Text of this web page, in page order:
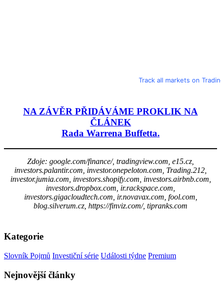
Track all markets on
NA ZÁVĚR PŘIDÁVÁME PROKLIK NA
ČLÁNEK
Rada Warrena Buffetta.
Zdoje: google.com/finance/, tradingview.com, e15.cz,
investors.palantir.com, investor.onepeloton.com, Trading.212,
investor.jumia.com, investors.shopify.com, investors.airbnb.com,
investors.dropbox.com, ir.rackspace.com,
investors.gigacloudtech.com, ir.novavax.com, fool.com,
blog.silverum.cz, https://finviz.com/, tipranks.com
Kategorie
Slovník Pojmů Investiční série Události týdne Premium
Nejnovější články